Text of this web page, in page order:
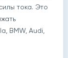
тока. Это
BMW, Audi,